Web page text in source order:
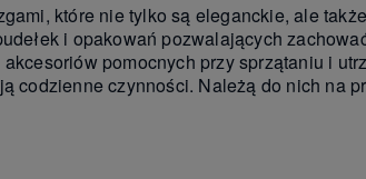
które nie tylko są eleganckie, ale
i opakowań pozwalających
pomocnych przy sprzątaniu i
codzienne czynności. Należą do nich na